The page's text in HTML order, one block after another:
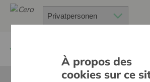
À propos des
cookies sur ce